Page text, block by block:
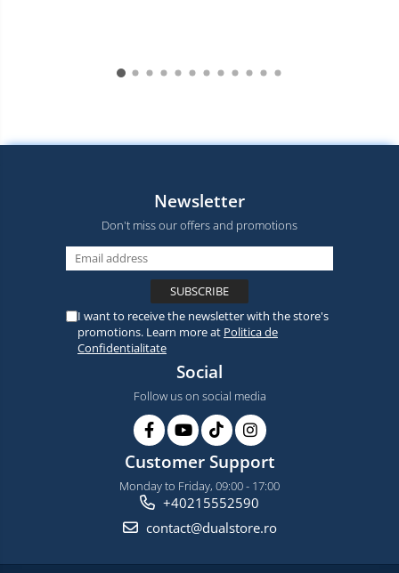
Newsletter
Don't miss our offers and promotions
I want to receive the newsletter with the store's
promotions. Learn more at Politica de
Confidentialitate
Social
Follow us on social media
Customer Support
Monday to Friday, 09:00 - 17:00
+40215552590
contact@dualstore.ro